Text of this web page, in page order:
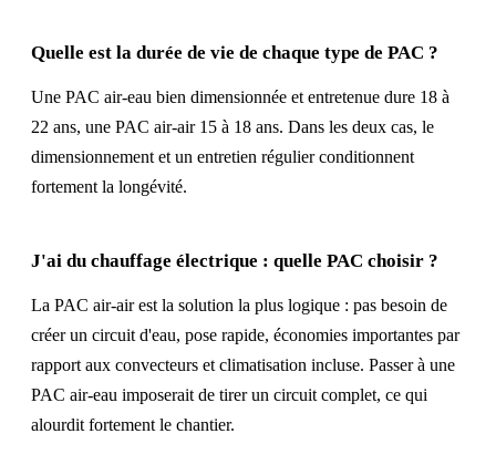
Quelle est la durée de vie de chaque type de PAC ?
Une PAC air-eau bien dimensionnée et entretenue dure 18 à
22 ans, une PAC air-air 15 à 18 ans. Dans les deux cas, le
dimensionnement et un entretien régulier conditionnent
fortement la longévité.
J'ai du chauffage électrique : quelle PAC choisir ?
La PAC air-air est la solution la plus logique : pas besoin de
créer un circuit d'eau, pose rapide, économies importantes par
rapport aux convecteurs et climatisation incluse. Passer à une
PAC air-eau imposerait de tirer un circuit complet, ce qui
alourdit fortement le chantier.